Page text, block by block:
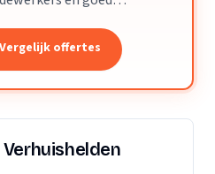
goede
Vergelijk offertes